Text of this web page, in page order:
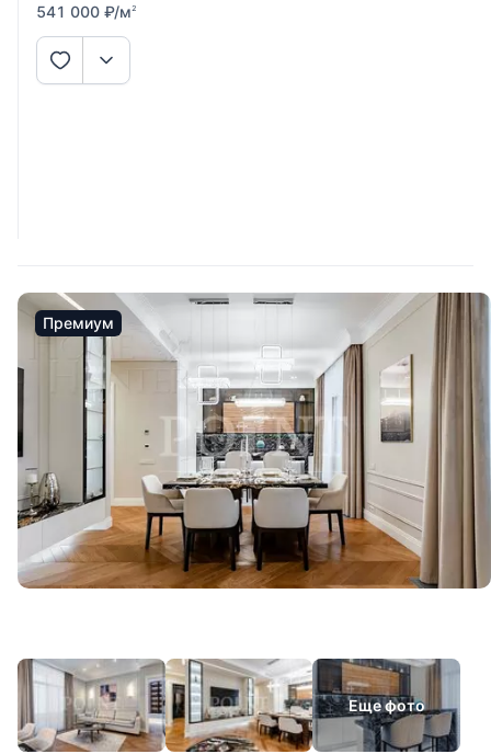
541 000 ₽/м2
Премиум
Еще фото